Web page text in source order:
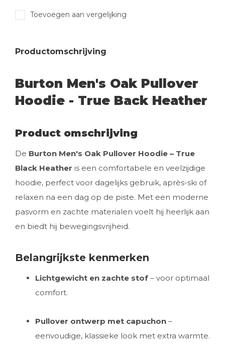
Toevoegen aan vergelijking
Productomschrijving
Burton Men's Oak Pullover
Hoodie - True Back Heather
Product omschrijving
De Burton Men's Oak Pullover Hoodie – True
Black Heather is een comfortabele en veelzijdige
hoodie, perfect voor dagelijks gebruik, après-ski of
relaxen na een dag op de piste. Met een moderne
pasvorm en zachte materialen voelt hij heerlijk aan
en biedt hij bewegingsvrijheid.
Belangrijkste kenmerken
Lichtgewicht en zachte stof – voor optimaal
comfort.
Pullover ontwerp met capuchon –
eenvoudige, klassieke look met extra warmte.